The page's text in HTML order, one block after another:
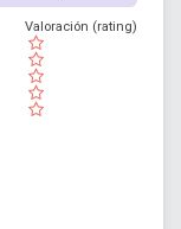
( )
( )
( )
( )
( )
Valoración (rating)